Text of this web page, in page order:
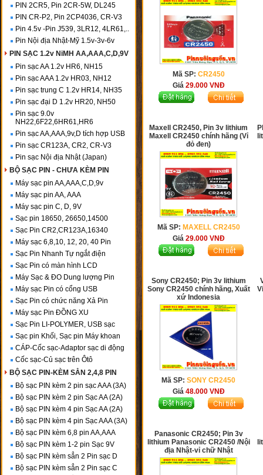
PIN 2CR5, Pin 2CR-5W, DL245
PIN CR-P2, Pin 2CP4036, CR-V3
Pin 4.5v -Pin J539, 3LR12, 4LR61,..
Pin Nội địa Nhật-Mỹ 1.5v-3v-6v
PIN SẠC 1.2v NiMH AA,AAA,C,D,9V
Pin sạc AA 1.2v HR6, NH15
Pin sạc AAA 1.2v HR03, NH12
Pin sạc trung C 1.2v HR14, NH35
Pin sạc đại D 1.2v HR20, NH50
Pin sạc 9.0v
NH22,6F22,6HR61,HR6
Pin sạc AA,AAA,9v,D tích hợp USB
Pin sạc CR123A, CR2, CR-V3
Pin sạc Nội địa Nhật (Japan)
BỘ SẠC PIN - CHƯA KÈM PIN
Máy sạc pin AA,AAA,C,D,9v
Máy sạc pin AA, AAA
Máy sạc pin C, D, 9V
Sạc pin 18650, 26650,14500
Sạc Pin CR2,CR123A,16340
Máy sạc 6,8,10, 12, 20, 40 Pin
Sạc Pin Nhanh Tự ngắt điện
Sạc Pin có màn hình LCD
Máy Sạc & ĐO Dung lượng Pin
Máy sạc Pin có cổng USB
Sạc Pin có chức năng Xả Pin
Máy sạc Pin ĐỒNG XU
Sạc Pin LI-POLYMER, USB sạc
Sạc pin Khối, Sạc pin Máy khoan
CÁP-Cốc sạc-Adaptor sạc di động
Cốc sạc-Củ sạc trên Ôtô
BỘ SẠC PIN-KÈM SẲN 2,4,8 PIN
Bộ sạc PIN kèm 2 pin sạc AAA (3A)
Bộ sạc PIN kèm 2 pin Sạc AA (2A)
Bộ sạc PIN kèm 4 pin Sạc AA (2A)
Bộ sạc PIN kèm 4 pin Sạc AAA (3A)
Bộ sạc PIN kèm 6,8 pin AA,AAA
Bộ sạc PIN kèm 1-2 pin Sạc 9V
Bộ sạc PIN kèm sẳn 2 Pin sạc D
Bộ sạc PIN kèm sẳn 2 Pin sạc C
Mã SP: CR2450
Giá 29.000 VNĐ
Maxell CR2450, Pin 3v lithium
Maxell CR2450 chính hãng (Vỉ
đỏ đen)
Mã SP: MAXELL CR2450
Giá 29.000 VNĐ
Sony CR2450; Pin 3v lithium
Sony CR2450 chính hãng, Xuất
xứ Indonesia
Mã SP:SONY CR2450
Giá 48.000 VNĐ
Panasonic CR2450; Pin 3v
lithium Panasonic CR2450 /Nội
địa Nhật-vỉ chữ Nhật